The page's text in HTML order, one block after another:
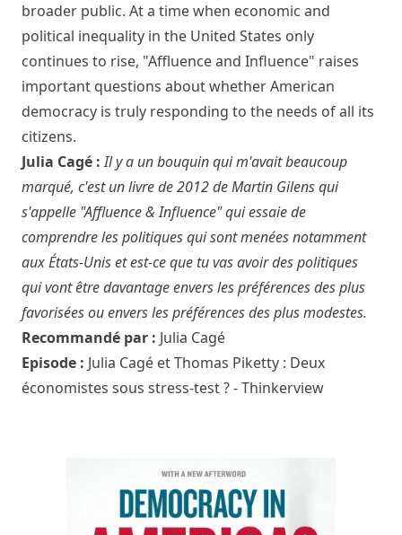
broader public. At a time when economic and
political inequality in the United States only
continues to rise, "Affluence and Influence" raises
important questions about whether American
democracy is truly responding to the needs of all its
citizens.
Julia Cagé :Il y a un bouquin qui m'avait beaucoup
marqué, c'est un livre de 2012 de Martin Gilens qui
s'appelle "Affluence & Influence" qui essaie de
comprendre les politiques qui sont menées notamment
aux États-Unis et est-ce que tu vas avoir des politiques
qui vont être davantage envers les préférences des plus
favorisées ou envers les préférences des plus modestes.
Recommandé par : Julia Cagé
Episode : Julia Cagé et Thomas Piketty : Deux
économistes sous stress-test ? - Thinkerview